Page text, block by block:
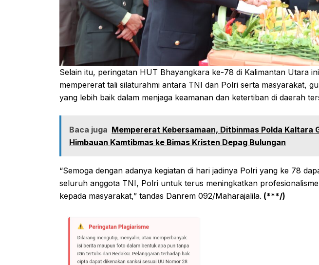
Selain itu, peringatan HUT Bhayangkara ke-78 di Kalimantan Utara
mempererat tali silaturahmi antara TNI dan Polri serta masyarakat,
yang lebih baik dalam menjaga keamanan dan ketertiban di daerah
Baca juga Mempererat Kebersamaan, Ditbinmas Polda Kaltara
Himbauan Kamtibmas ke Bimas Kristen Depag Bulungan
“Semoga dengan adanya kegiatan di hari jadinya Polri yang ke 78
seluruh anggota TNI, Polri untuk terus meningkatkan
kepada masyarakat,” tandas Danrem 092/Maharajalila. (***/)